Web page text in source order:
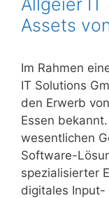
Allgeier
Assets
Im Rahmen
IT Solutions
den Erwerb
Essen
wesentlichen
Software-
spezialisierter
digitales